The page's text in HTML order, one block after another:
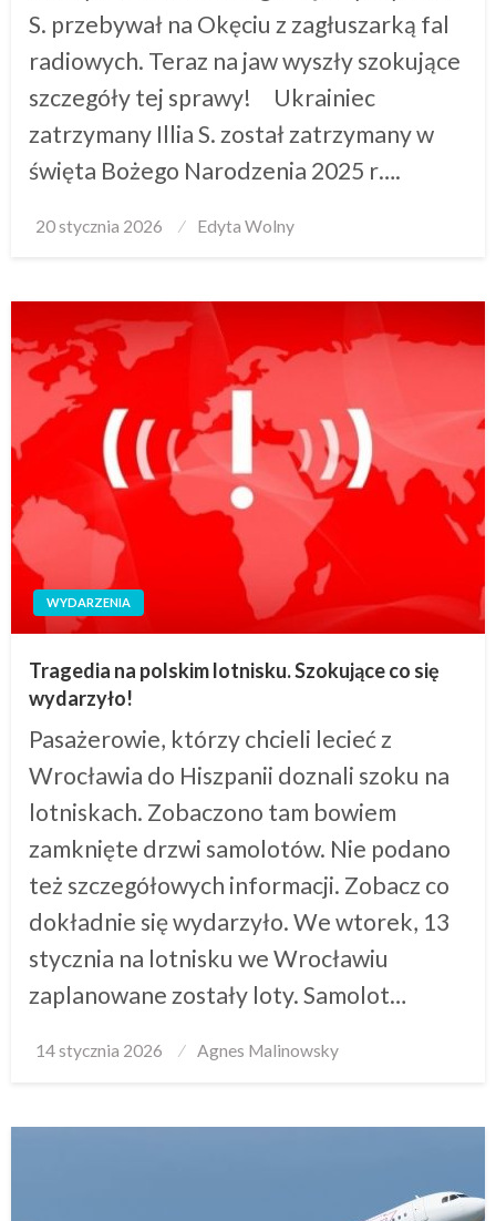
S. przebywał na Okęciu z zagłuszarką fal
radiowych. Teraz na jaw wyszły szokujące
szczegóły tej sprawy! Ukrainiec
zatrzymany Illia S. został zatrzymany w
święta Bożego Narodzenia 2025 r….
Posted
20 stycznia 2026 Edyta Wolny
WYDARZENIA
Tragedia na polskim lotnisku. Szokujące co się
wydarzyło!
Pasażerowie, którzy chcieli lecieć z
Wrocławia do Hiszpanii doznali szoku na
lotniskach. Zobaczono tam bowiem
zamknięte drzwi samolotów. Nie podano
też szczegółowych informacji. Zobacz co
dokładnie się wydarzyło. We wtorek, 13
stycznia na lotnisku we Wrocławiu
zaplanowane zostały loty. Samolot…
Posted
14 stycznia 2026 Agnes Malinowsky